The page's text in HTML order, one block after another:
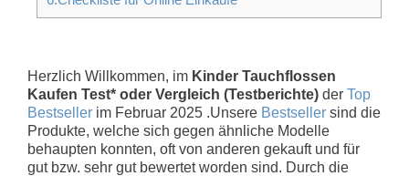
Herzlich Willkommen, im Kinder Tauchflossen
Kaufen Test* oder Vergleich (Testberichte) der Top
Bestseller im Februar 2025 .Unsere Bestseller sind die
Produkte, welche sich gegen ähnliche Modelle
behaupten konnten, oft von anderen gekauft und für
gut bzw. sehr gut bewertet worden sind. Durch die